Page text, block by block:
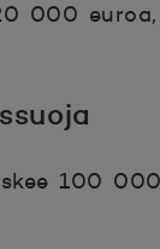
000
100